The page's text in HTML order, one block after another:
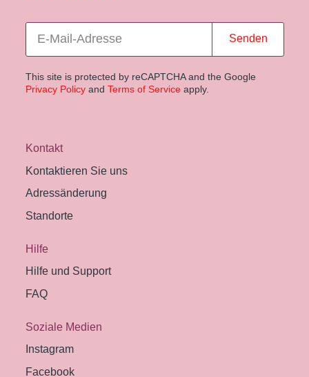
Senden
This site is protected by reCAPTCHA and the Google
Privacy Policyand Terms of Service apply.
Kontakt
Kontaktieren Sie uns
Adressänderung
Standorte
Hilfe
Hilfe und Support
FAQ
Soziale Medien
Instagram
Facebook